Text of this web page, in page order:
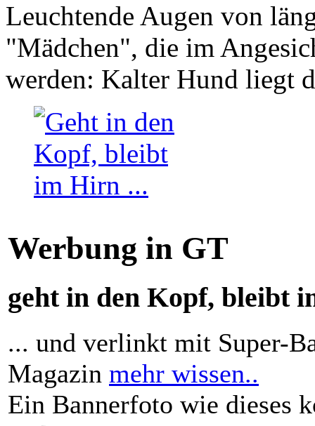
Leuchtende Augen von
"Mädchen", die im
werden: Kalter Hund liegt
Werbung in GT
geht in den Kopf, bleibt
... und verlinkt mit Super-
Magazin mehr wissen..
Ein Bannerfoto wie dieses